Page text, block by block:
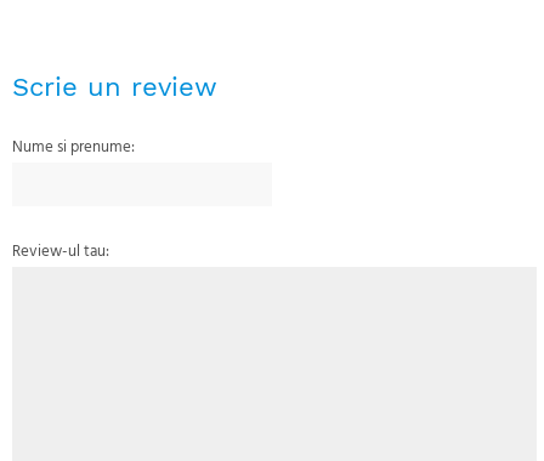
Scrie un review
Nume si prenume:
Review-ul tau: